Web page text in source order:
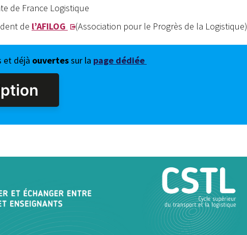
de France Logistique
de l’AFILOG (Association pour le Progrès de la Logistique)
et déjà ouvertessur la page dédiée